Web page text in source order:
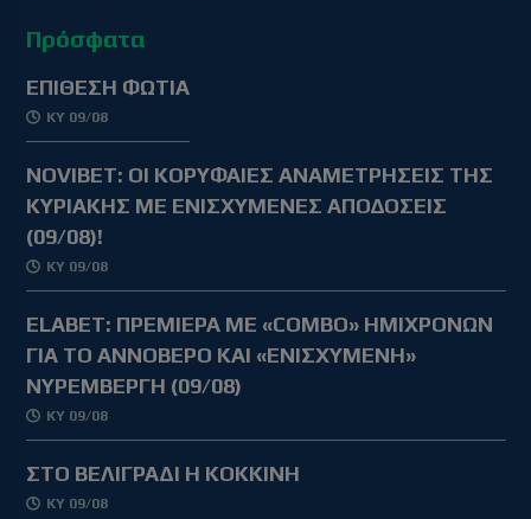
Πρόσφατα
ΕΠΙΘΕΣΗ ΦΩΤΙΑ
ΚΥ 09/08
NOVIBET: OΙ ΚΟΡΥΦΑΙΕΣ ΑΝΑΜΕΤΡΗΣΕΙΣ ΤΗΣ
ΚΥΡΙΑΚΗΣ ΜΕ ΕΝΙΣΧΥΜΕΝΕΣ ΑΠΟΔΟΣΕΙΣ
(09/08)!
ΚΥ 09/08
ELABET: ΠΡΕΜΙΕΡΑ ΜΕ «COMBO» ΗΜΙΧΡΟΝΩΝ
ΓΙΑ ΤΟ ΑΝΝΟΒΕΡΟ ΚΑΙ «ΕΝΙΣΧΥΜΕΝΗ»
ΝΥΡΕΜΒΕΡΓΗ (09/08)
ΚΥ 09/08
ΣΤΟ ΒΕΛΙΓΡΑΔΙ Η ΚΟΚΚΙΝΗ
ΚΥ 09/08